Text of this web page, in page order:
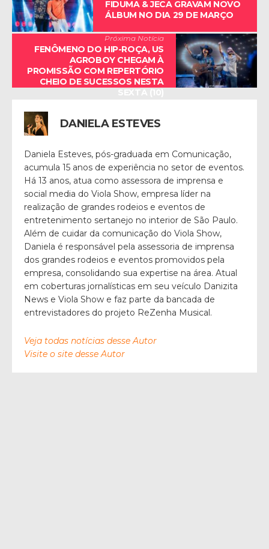
FIDUMA & JECA GRAVAM NOVO
ÁLBUM NO DIA 29 DE MARÇO
Próxima Notícia
FENÔMENO DO HIP-ROÇA, US
AGROBOY CHEGAM À
PROMISSÃO COM REPERTÓRIO
CHEIO DE SUCESSOS NESTA
DANIELA ESTEVES
Daniela Esteves, pós-graduada em Comunicação,
acumula 15 anos de experiência no setor de eventos.
Há 13 anos, atua como assessora de imprensa e
social media do Viola Show, empresa líder na
realização de grandes rodeios e eventos de
entretenimento sertanejo no interior de São Paulo.
Além de cuidar da comunicação do Viola Show,
Daniela é responsável pela assessoria de imprensa
dos grandes rodeios e eventos promovidos pela
empresa, consolidando sua expertise na área. Atual
em coberturas jornalísticas em seu veículo Danizita
News e Viola Show e faz parte da bancada de
entrevistadores do projeto ReZenha Musical.
Veja todas notícias desse Autor
Visite o site desse Autor